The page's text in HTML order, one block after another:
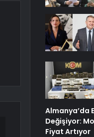
Almanya’da
Değişiyor:
Fiyat Artıyor